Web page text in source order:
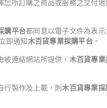
所訂購之商品或服務之交付
購平台都同意以電子文件為表示
即通知 木百貨專業採購平台。
連結網站所提供， 木百貨專
製作及上載，則 木百貨專業採